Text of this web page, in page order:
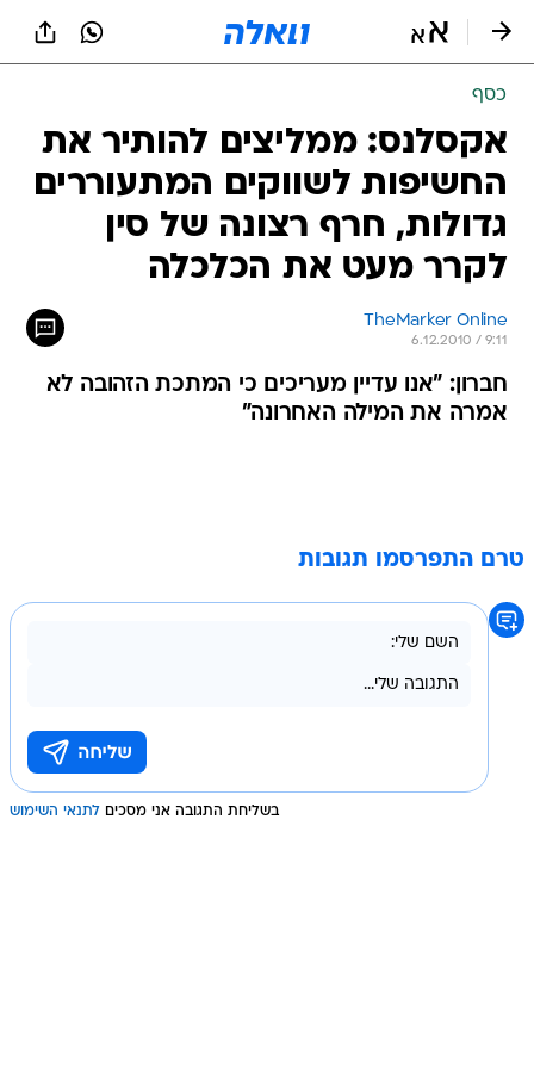
כסף
אקסלנס: ממליצים להותיר את
החשיפות לשווקים המתעוררים
גדולות, חרף רצונה של סין
לקרר מעט את הכלכלה
TheMarker Online
6.12.2010 / 9:11
חברון: "אנו עדיין מעריכים כי המתכת הזהובה לא
אמרה את המילה האחרונה"
טרם התפרסמו תגובות
בשליחת התגובה אני מסכים לתנאי השימוש